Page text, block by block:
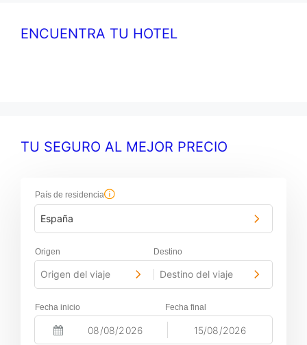
ENCUENTRA TU HOTEL
TU SEGURO AL MEJOR PRECIO
País de residencia
España
Origen Destino
Origen del viaje Destino del viaje
Fecha inicio Fecha final